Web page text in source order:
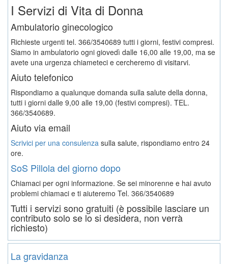
I Servizi di Vita di Donna
Ambulatorio ginecologico
Richieste urgenti tel. 366/3540689 tutti i giorni, festivi compresi.
Siamo in ambulatorio ogni giovedì dalle 16,00 alle 19,00, ma se
avete una urgenza chiameteci e cercheremo di visitarvi.
Aiuto telefonico
Rispondiamo a qualunque domanda sulla salute della donna,
tutti i giorni dalle 9,00 alle 19,00 (festivi compresi). TEL.
366/3540689.
Aiuto via email
Scrivici per una consulenza sulla salute, rispondiamo entro 24
ore.
SoS Pillola del giorno dopo
Chiamaci per ogni informazione. Se sei minorenne e hai avuto
problemi chiamaci e ti aiuteremo Tel. 366/3540689
Tutti i servizi sono gratuiti (è possibile lasciare un
contributo solo se lo si desidera, non verrà
richiesto)
La gravidanza